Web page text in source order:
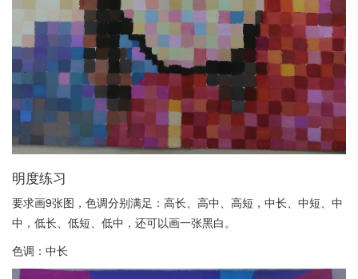
明度练习
要求画9张图，色调分别满足：高长、高中、高短，中长、中短、中
中，低长、低短、低中，还可以画一张黑白。
色调：中长